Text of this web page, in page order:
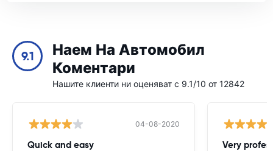
9.1
Наем На Автомобил
Коментари
Нашите клиенти ни оценяват с 9.1/10 от 12842
04-08-2020
Quick and easy